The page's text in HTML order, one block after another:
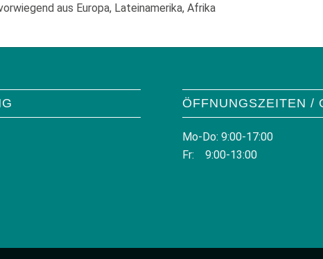
aus Europa, Lateinamerika, Afrika
ÖFFNUNGSZEITEN /
Mo-Do: 9:00-17:00
Fr: 9:00-13:00